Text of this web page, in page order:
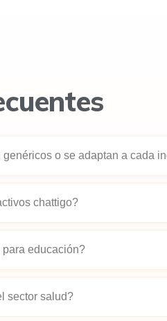
o se adaptan a cada
para retail o fintech, porque
chattigo?
Si tu industria no
educación?
a estudiantes durante
sector salud?